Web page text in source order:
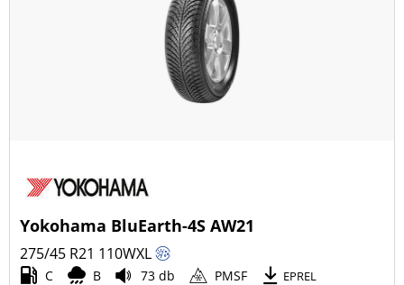
Yokohama BluEarth-4S AW21
275/45 R21 110WXL
C B 73 db PMSF EPREL